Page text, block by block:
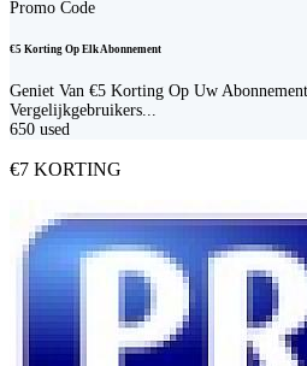
Promo Code
€5 Korting Op Elk Abonnement
Geniet Van €5 Korting Op Uw
Vergelijkgebruikers...
650 used
€7 KORTING